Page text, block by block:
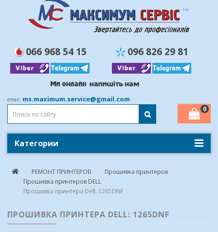
066 968 54 15 096 826 29 81
email: ms.maximum.service@gmail.com
0
Категории
РЕМОНТ ПРИНТЕРОВ
Прошивка принтеров
Прошивка принтеров DELL
Прошивка принтера Dell: 1265DNF
ПРОШИВКА ПРИНТЕРА DELL: 1265DNF